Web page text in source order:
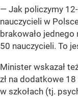
— Jak policzymy
nauczycieli w
brakowało
50 nauczycieli. To
Minister wskazał
zł na dodatkowe
w szkołach (tj.